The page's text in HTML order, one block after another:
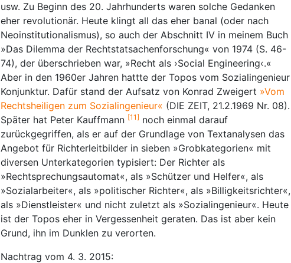
usw. Zu Beginn des 20. Jahrhunderts waren solche Gedanken
eher revolutionär. Heute klingt all das eher banal (oder nach
Neoinstitutionalismus), so auch der Abschnitt IV in meinem Buch
»Das Dilemma der Rechtstatsachenforschung« von 1974 (S. 46-
74), der überschrieben war, »Recht als ›Social Engineering‹.«
Aber in den 1960er Jahren hattte der Topos vom Sozialingenieur
Konjunktur. Dafür stand der Aufsatz von Konrad Zweigert »Vom
Rechtsheiligen zum Sozialingenieur« (DIE ZEIT, 21.2.1969 Nr. 08).
Später hat Peter Kauffmann [11] noch einmal darauf
zurückgegriffen, als er auf der Grundlage von Textanalysen das
Angebot für Richterleitbilder in sieben »Grobkategorien« mit
diversen Unterkategorien typisiert: Der Richter als
»Rechtsprechungsautomat«, als »Schützer und Helfer«, als
»Sozialarbeiter«, als »politischer Richter«, als »Billigkeitsrichter«,
als »Dienstleister« und nicht zuletzt als »Sozialingenieur«. Heute
ist der Topos eher in Vergessenheit geraten. Das ist aber kein
Grund, ihn im Dunklen zu verorten.
Nachtrag vom 4. 3. 2015: